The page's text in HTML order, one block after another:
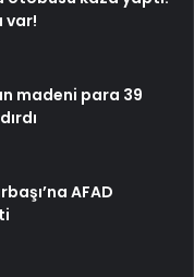
var!
madeni para 39
AFAD